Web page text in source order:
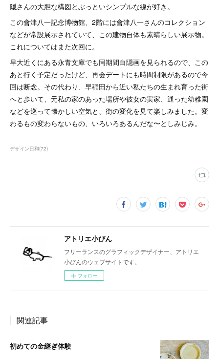
隠さんの大胆な構図とぶっといシンプルな線が好き。
この會津八一記念博物館、2階には會津八一さんのコレクション
などが常設展示されていて、この建物自体も素晴らしい展示物。
これについてはまた次回に。
早大近くにある永青文庫でも同期間白隠画を見られるので、この
あと行く予定だったけど、再会デートにも時間制限があるので今
回は断念。その代わり、早稲田から近い私たちの生まれ育った街
へと歩いて、元私の家のあった場所や彼女の実家、通った幼稚園
などを巡って懐かしい空気と、街の変化を見て楽しみました。変
わるもの変わらないもの、いろいろあるんだな〜としみじみ。
デザイン日和(72)
アトリエ小びん
フリーランスのグラフィックデザイナー、アトリエ
小びんのウェブサイトです。
フォロー
関連記事
初めての金継ぎ体験